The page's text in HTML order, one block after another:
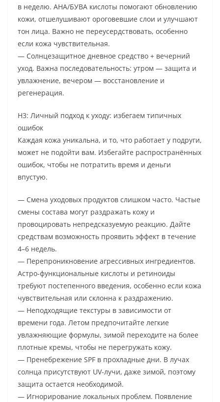
в неделю. АНА/БУВА кислоты помогают обновлению
кожи, отшелушивают ороговевшие слои и улучшают
тон лица. Важно не переусердствовать, особенно
если кожа чувствительная.
— Солнцезащитное дневное средство + вечерний
уход. Важна последовательность: утром — защита и
увлажнение, вечером — восстановление и
регенерация.
H3: Личный подход к уходу: избегаем типичных
ошибок
Каждая кожа уникальна, и то, что работает у подруги,
может не подойти вам. Избегайте распространённых
ошибок, чтобы не потратить время и деньги
впустую.
— Смена уходовых продуктов слишком часто. Частые
смены состава могут раздражать кожу и
провоцировать непредсказуемую реакцию. Дайте
средствам возможность проявить эффект в течение
4–6 недель.
— Перепроникновение агрессивных ингредиентов.
Астро-функциональные кислоты и ретиноиды
требуют постепенного введения, особенно если кожа
чувствительная или склонна к раздражению.
— Неподходящие текстуры в зависимости от
времени года. Летом предпочитайте легкие
увлажняющие формулы, зимой переходите на более
плотные кремы, чтобы не перегружать кожу.
— Пренебрежение SPF в прохладные дни. В лучах
солнца присутствуют UV-лучи, даже зимой, поэтому
защита остается необходимой.
— Игнорирование локальных проблем. Появление